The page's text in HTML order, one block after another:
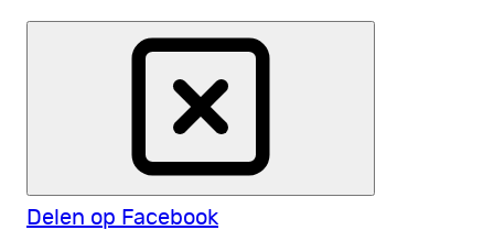
Delen op Facebook